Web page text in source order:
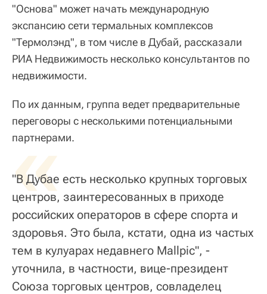
"Основа" может начать международную
экспансию сети термальных комплексов
"Термолэнд", в том числе в Дубай, рассказали
РИА Недвижимость несколько консультантов по
недвижимости.
По их данным, группа ведет предварительные
переговоры с несколькими потенциальными
партнерами.
«
"В Дубае есть несколько крупных торговых
центров, заинтересованных в приходе
российских операторов в сфере спорта и
здоровья. Это была, кстати, одна из частых
тем в кулуарах недавнего Mallpic", -
уточнила, в частности, вице-президент
Союза торговых центров, совладелец